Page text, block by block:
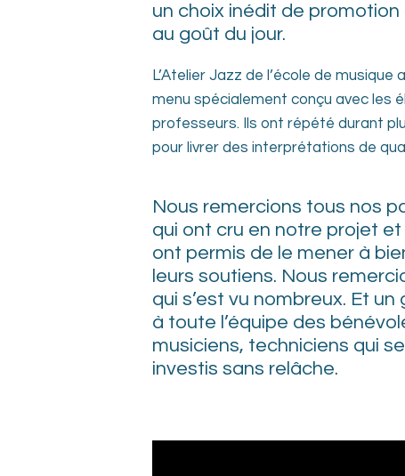
un choix inédit de
au goût du jour.
L’Atelier Jazz de l’école de musique
menu spécialement conçu avec les
professeurs. Ils ont répété durant
pour livrer des interprétations de
Nous remercions tous nos
qui ont cru en notre projet et
ont permis de le mener à
leurs soutiens. Nous
qui s’est vu nombreux. Et un
à toute l’équipe des
musiciens, techniciens qui
investis sans relâche.